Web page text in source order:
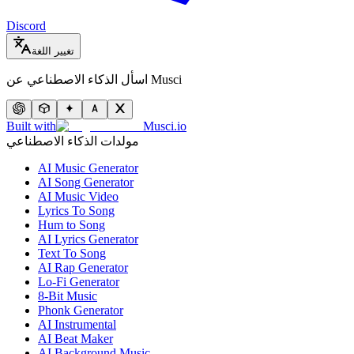
Discord
تغيير اللغة
اسأل الذكاء الاصطناعي عن Musci
Built with
Musci.io
مولدات الذكاء الاصطناعي
AI Music Generator
AI Song Generator
AI Music Video
Lyrics To Song
Hum to Song
AI Lyrics Generator
Text To Song
AI Rap Generator
Lo-Fi Generator
8-Bit Music
Phonk Generator
AI Instrumental
AI Beat Maker